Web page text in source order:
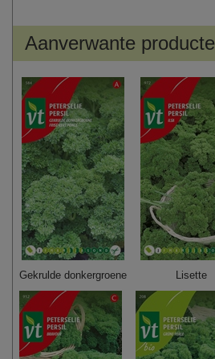
Aanverwante
Gekrulde donkergroene Lisette